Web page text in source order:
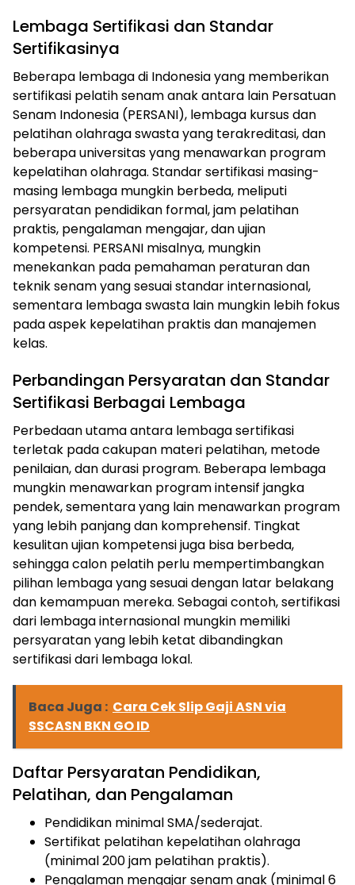
Lembaga Sertifikasi dan Standar
Sertifikasinya
Beberapa lembaga di Indonesia yang memberikan
sertifikasi pelatih senam anak antara lain Persatuan
Senam Indonesia (PERSANI), lembaga kursus dan
pelatihan olahraga swasta yang terakreditasi, dan
beberapa universitas yang menawarkan program
kepelatihan olahraga. Standar sertifikasi masing-
masing lembaga mungkin berbeda, meliputi
persyaratan pendidikan formal, jam pelatihan
praktis, pengalaman mengajar, dan ujian
kompetensi. PERSANI misalnya, mungkin
menekankan pada pemahaman peraturan dan
teknik senam yang sesuai standar internasional,
sementara lembaga swasta lain mungkin lebih fokus
pada aspek kepelatihan praktis dan manajemen
kelas.
Perbandingan Persyaratan dan Standar
Sertifikasi Berbagai Lembaga
Perbedaan utama antara lembaga sertifikasi
terletak pada cakupan materi pelatihan, metode
penilaian, dan durasi program. Beberapa lembaga
mungkin menawarkan program intensif jangka
pendek, sementara yang lain menawarkan program
yang lebih panjang dan komprehensif. Tingkat
kesulitan ujian kompetensi juga bisa berbeda,
sehingga calon pelatih perlu mempertimbangkan
pilihan lembaga yang sesuai dengan latar belakang
dan kemampuan mereka. Sebagai contoh, sertifikasi
dari lembaga internasional mungkin memiliki
persyaratan yang lebih ketat dibandingkan
sertifikasi dari lembaga lokal.
Baca Juga : Cara Cek Slip Gaji ASN via
SSCASN BKN GO ID
Daftar Persyaratan Pendidikan,
Pelatihan, dan Pengalaman
Pendidikan minimal SMA/sederajat.
Sertifikat pelatihan kepelatihan olahraga
(minimal 200 jam pelatihan praktis).
Pengalaman mengajar senam anak (minimal 6